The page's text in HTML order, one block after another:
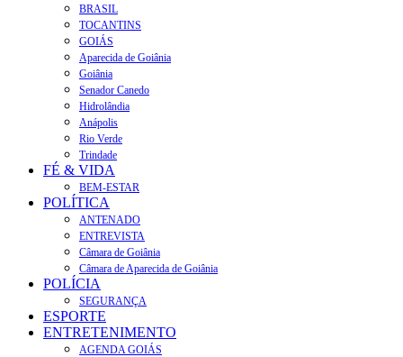
BRASIL
TOCANTINS
GOIÁS
Aparecida de Goiânia
Goiânia
Senador Canedo
Hidrolândia
Anápolis
Rio Verde
Trindade
FÉ & VIDA
BEM-ESTAR
POLÍTICA
ANTENADO
ENTREVISTA
Câmara de Goiânia
Câmara de Aparecida de Goiânia
POLÍCIA
SEGURANÇA
ESPORTE
ENTRETENIMENTO
AGENDA GOIÁS